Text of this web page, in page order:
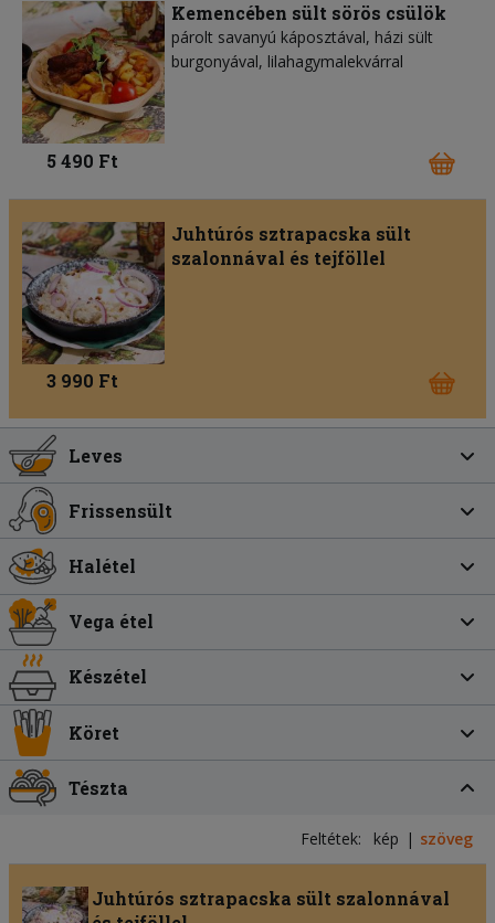
Kemencében sült sörös csülök
párolt savanyú káposztával, házi sült
burgonyával, lilahagymalekvárral
5 490 Ft
Juhtúrós sztrapacska sült
szalonnával és tejföllel
3 990 Ft
Leves
Frissensült
Halétel
Vega étel
Készétel
Köret
Tészta
Feltétek: kép szöveg
Juhtúrós sztrapacska sült szalonnával